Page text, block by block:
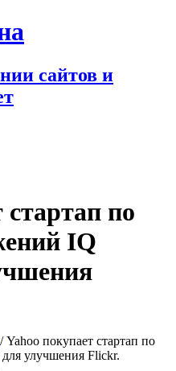
сайтов и
стартап по
IQ
/Yahoo покупает стартап по
улучшения Flickr.